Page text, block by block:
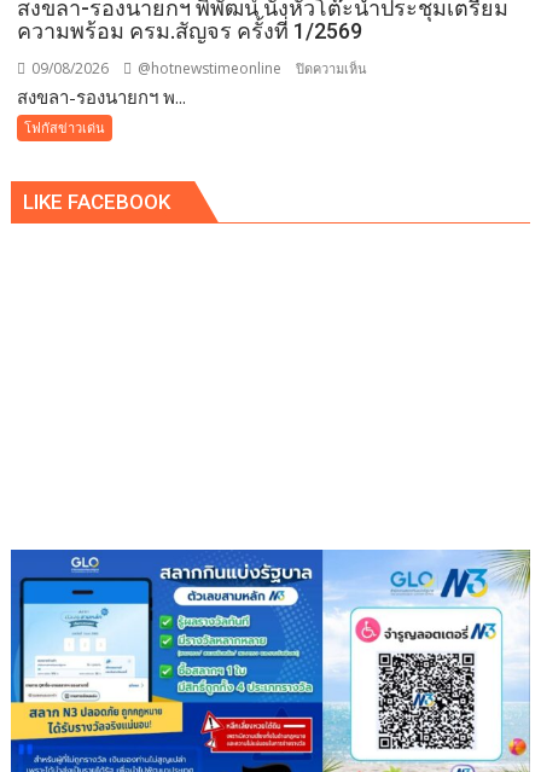
คน
สงขลา-รองนายกฯ พิพัฒน์ นั่งหัวโต๊ะนำประชุมเตรียม
ความพร้อม ครม.สัญจร ครั้งที่ 1/2569
09/08/2026 @hotnewstimeonline ปิดความเห็น
นั่ง
สงขลา-รองนายกฯ พ...
โฟกัสข่าวเด่น
LIKE FACEBOOK